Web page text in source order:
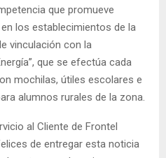
que promueve
los establecimientos de la
vinculación con la
que se efectúa cada
mochilas, útiles escolares e
alumnos rurales de la zona.
al Cliente de Frontel
de entregar esta noticia